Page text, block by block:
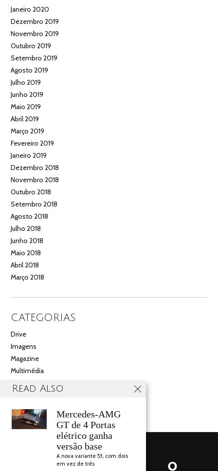
Janeiro 2020
Dezembro 2019
Novembro 2019
Outubro 2019
Setembro 2019
Agosto 2019
Julho 2019
Junho 2019
Maio 2019
Abril 2019
Março 2019
Fevereiro 2019
Janeiro 2019
Dezembro 2018
Novembro 2018
Outubro 2018
Setembro 2018
Agosto 2018
Julho 2018
Junho 2018
Maio 2018
Abril 2018
Março 2018
CATEGORIAS
Drive
Imagens
Magazine
Multimédia
Noticias
Videos
Read Also
Mercedes-AMG
GT de 4 Portas
elétrico ganha
versão base
A nova variante 53, com dois
em vez de três